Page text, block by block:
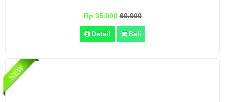
Rp 35.00060.000
Detail Beli